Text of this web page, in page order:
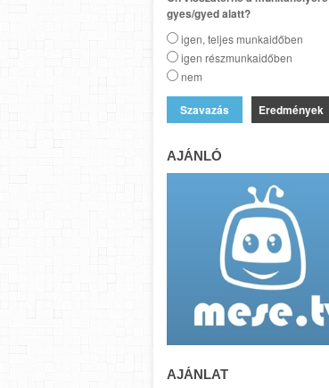
gyes/gyed alatt?
igen, teljes munkaidőben
igen részmunkaidőben
nem
Eredmények
AJÁNLÓ
AJÁNLAT